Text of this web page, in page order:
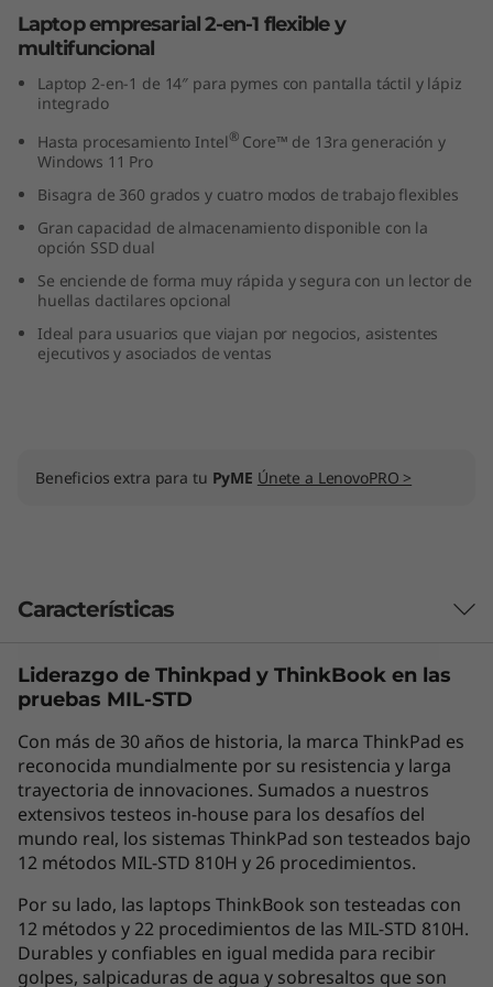
a
3
G
e
e
Laptop empresarial 2-en-1 flexible y
multifuncional
Laptop 2-en-1 de 14″ para pymes con pantalla táctil y lápiz
integrado
Hasta procesamiento Intel® Core™ de 13ra generación y
Windows 11 Pro
Bisagra de 360 grados y cuatro modos de trabajo flexibles
Gran capacidad de almacenamiento disponible con la
opción SSD dual
Se enciende de forma muy rápida y segura con un lector de
huellas dactilares opcional
Ideal para usuarios que viajan por negocios, asistentes
ejecutivos y asociados de ventas
Beneficios extra para tu PyME Únete a LenovoPRO >
Características
Los accesorios exhibidos no están incluidos
Las características de cada producto pueden
variar según el país de adquisición del mismo,
por lo que la siguiente descripción no debe ser
interpretada como un compromiso
contractual. Te invitamos a revisar las
características específicas para cada producto
antes de realizar la compra online en la sección
'Ver Modelos' de esta misma página, o con un
asesor de ventas si es en una tienda física.
Liderazgo de Thinkpad y ThinkBook en las
pruebas MIL-STD
Con más de 30 años de historia, la marca ThinkPad es
reconocida mundialmente por su resistencia y larga
trayectoria de innovaciones. Sumados a nuestros
extensivos testeos in-house para los desafíos del
mundo real, los sistemas ThinkPad son testeados bajo
12 métodos MIL-STD 810H y 26 procedimientos.
Por su lado, las laptops ThinkBook son testeadas con
12 métodos y 22 procedimientos de las MIL-STD 810H.
Durables y confiables en igual medida para recibir
golpes, salpicaduras de agua y sobresaltos que son